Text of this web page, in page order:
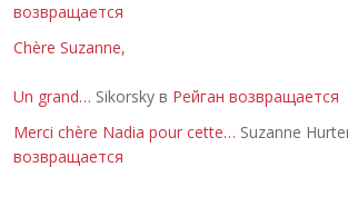
возвращается
Chère Suzanne,
Un grand… Sikorsky в Рейган возвращается
Merci chère Nadia pour cette… Suzanne
возвращается